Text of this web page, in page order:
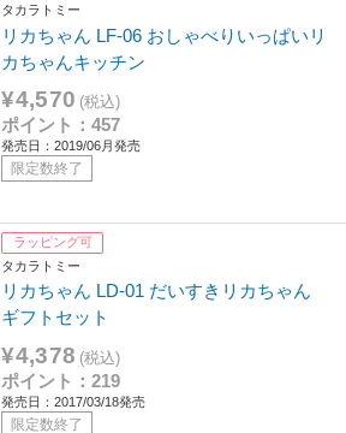
タカラトミー
リカちゃん LF-06 おしゃべりいっぱいリ
カちゃんキッチン
¥4,570 (税込)
ポイント：457
発売日：2019/06月発売
限定数終了
ラッピング可
タカラトミー
リカちゃん LD-01 だいすきリカちゃん
ギフトセット
¥4,378 (税込)
ポイント：219
発売日：2017/03/18発売
限定数終了